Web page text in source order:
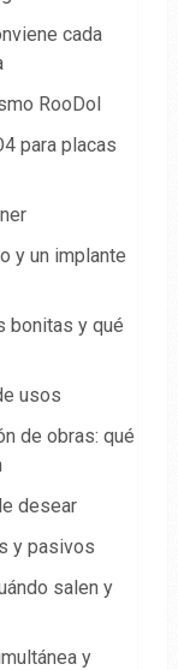
cada
RooDol
para placas
y un implante
bonitas y qué
usos
de obras: qué
desear
y pasivos
salen y
y